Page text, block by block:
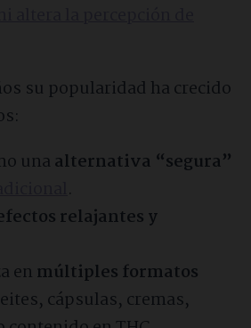
su popularidad ha crecido
una alternativa “segura”
.
relajantes y
en múltiples formatos
cápsulas, cremas,